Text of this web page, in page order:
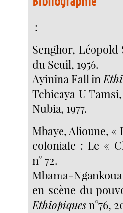
:
Senghor, Léopold
du Seuil, 1956.
Ayinina Fall in
Tchicaya U Tamsi,
Nubia, 1977.
Mbaye, Alioune, «
coloniale : Le «
n° 72.
Mbama-
en scène du
Ethiopiquesn°76,